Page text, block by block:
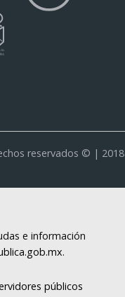
reservados © | 2018
e información
.
públicos